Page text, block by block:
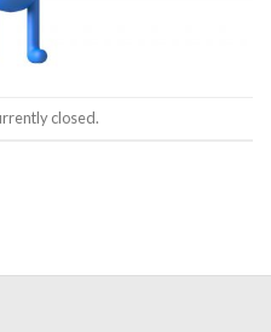
closed.